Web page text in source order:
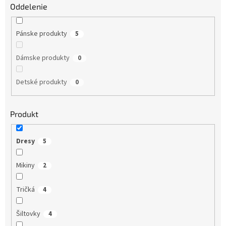
Oddelenie
Pánske produkty 5
Dámske produkty 0
Detské produkty 0
Produkt
Dresy 5
Mikiny 2
Tričká 4
Šiltovky 4